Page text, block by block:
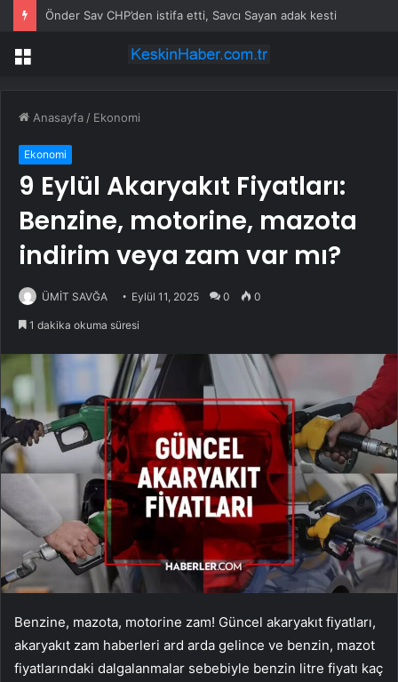
Önder Sav CHP’den istifa etti, Savcı Sayan adak kesti
Menü
Anasayfa / Ekonomi
Ekonomi
9 Eylül Akaryakıt Fiyatları:
Benzine, motorine, mazota
indirim veya zam var mı?
ÜMİT SAVĞA Eylül 11, 2025 0 0
1 dakika okuma süresi
Benzine, mazota, motorine zam! Güncel akaryakıt fiyatları,
akaryakıt zam haberleri ard arda gelince ve benzin, mazot
fiyatlarındaki dalgalanmalar sebebiyle benzin litre fiyatı kaç